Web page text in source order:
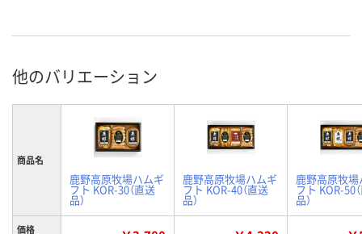
他のバリエーション
商品名
鹿野高原牧場ハムギ
フト KOR-30（直送
品）
鹿野高原牧場ハムギ
フト KOR-40（直送
品）
鹿野高原牧
フト KOR-50
品）
価格